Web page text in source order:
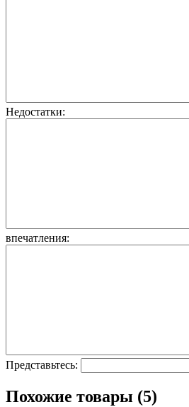
Недостатки:
впечатления:
Представьтесь:
Похожие товары (5)